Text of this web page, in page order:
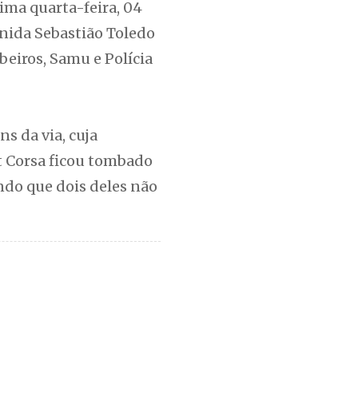
quarta-feira, 04
Sebastião Toledo
Samu e Polícia
da via, cuja
ficou tombado
que dois deles não